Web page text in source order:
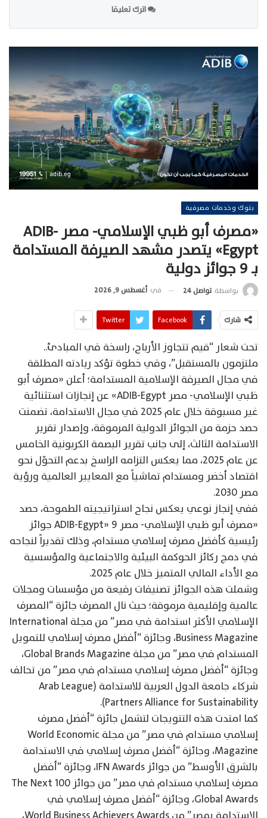
اترك تعليقا
بنوك وخدمات مصرفية
«مصرف أبو ظبي الإسلامي- مصر ADIB-
Egypt» يتصدر مشهد الصيرفة المستدامة
بـ 9 جوائز دولية
بواسطة تواصل 24 في أغسطس 9, 2026
شارك Facebook
Twitter
تحت شعار “قيم تتجاوز الأرباح، راسخة في المبادئ..
ملتزمون بالمستقبل”، وفي خطوة تؤكد ريادته المطلقة
في مجال الصيرفة الإسلامية المستدامة؛ أعلن «مصرف أبو
ظبي الإسلامي- مصر ADIB-Egypt» عن إنجازات استثنائية
غير مسبوقة خلال عام 2025 في مجال الاستدامة، تضمنت
حصد حزمة من الجوائز الدولية المرموقة، وإصدار تقرير
الاستدامة الثالث، إلى جانب تقرير البصمة الكربونية الخامس
عن عام 2025، مما يعكس التزامه الراسخ بدعم التحوّل نحو
اقتصاد أخضر ومستدام تماشياً مع المعايير العالمية ورؤية
مصر 2030.
ففي إنجاز نوعي يعكس نجاح استراتيجيته الطموحة، حصد
«مصرف أبو ظبي الإسلامي- مصر ADIB-Egypt» 9 جوائز
رئيسية كأفضل مصرف إسلامي مستدام، وذلك تقديراً لنجاحه
في دمج ركائز الحوكمة البيئية والاجتماعية والمؤسسية
مع الأداء المالي المتميز خلال عام 2025.
وشملت هذه الجوائز تصنيفات رفيعة من مؤسسات ومجلات
عالمية وإقليمية مرموقة؛ حيث نال المصرف جائزة “المصرف
الإسلامي الأكثر استدامة في مصر” من مجلة International
Business Magazine، وجائزة “أفضل مصرف إسلامي للتمويل
المستدام في مصر” من مجلة Global Brands Magazine،
وجائزة “أفضل مصرف إسلامي مستدام في مصر” من تحالف
شركاء جامعة الدول العربية للاستدامة (Arab League
Partners Alliance for Sustainability).
كما امتدت هذه التتويجات لتشمل جائزة “أفضل مصرف
إسلامي مستدام في مصر” من مجلة World Economic
Magazine، وجائزة “أفضل مصرف إسلامي في الاستدامة
بالشرق الأوسط” من جوائز IFN Awards، وجائزة “أفضل
مصرف إسلامي مستدام في مصر” من جوائز The Next 100
Global Awards، وجائزة “أفضل مصرف إسلامي في